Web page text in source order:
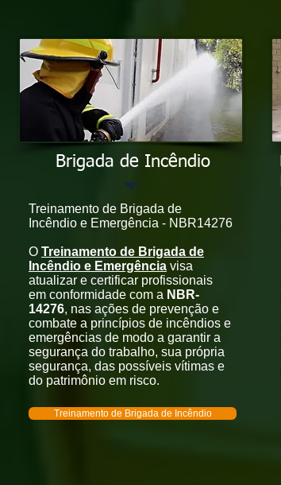
Brigada de Incêndio
Treinamento de Brigada de
Incêndio e Emergência - NBR14276
O Treinamento de Brigada de
Incêndio e Emergência visa
atualizar e certificar profissionais
em conformidade com a NBR-
14276, nas ações de prevenção e
combate a princípios de incêndios e
emergências de modo a garantir a
segurança do trabalho, sua própria
segurança, das possíveis vítimas e
do patrimônio em risco.
Treinamento de Brigada de Incêndio